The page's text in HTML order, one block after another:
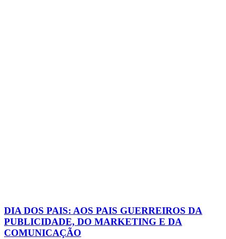
DIA DOS PAIS: AOS PAIS GUERREIROS DA
PUBLICIDADE, DO MARKETING E DA
COMUNICAÇÃO